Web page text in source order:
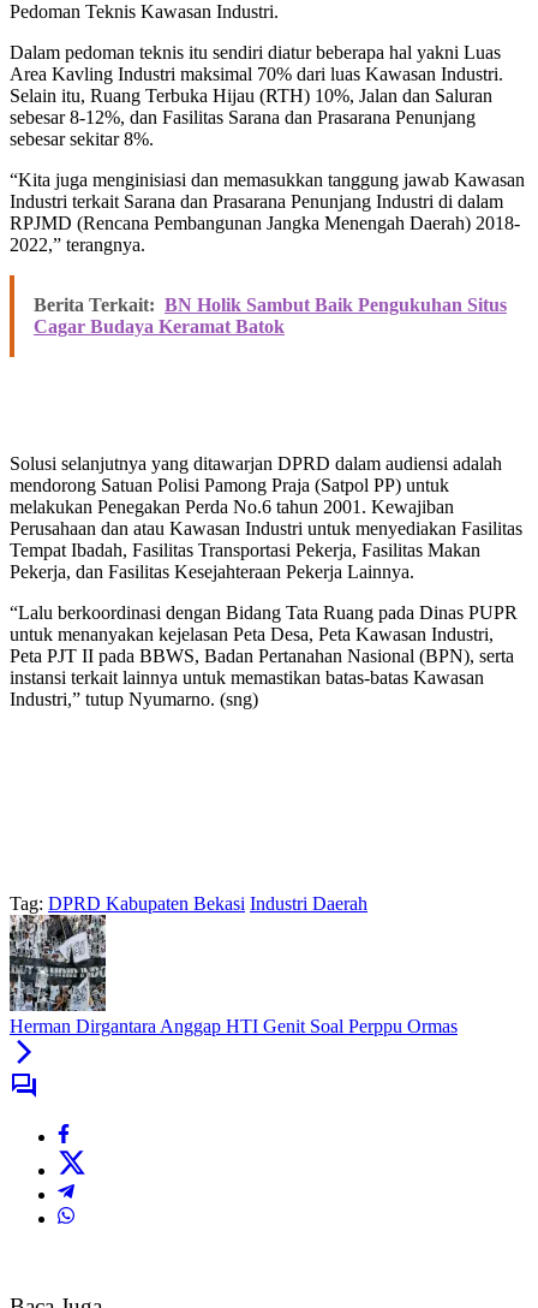
Pedoman Teknis Kawasan Industri.
Dalam pedoman teknis itu sendiri diatur beberapa hal yakni Luas
Area Kavling Industri maksimal 70% dari luas Kawasan Industri.
Selain itu, Ruang Terbuka Hijau (RTH) 10%, Jalan dan Saluran
sebesar 8-12%, dan Fasilitas Sarana dan Prasarana Penunjang
sebesar sekitar 8%.
“Kita juga menginisiasi dan memasukkan tanggung jawab Kawasan
Industri terkait Sarana dan Prasarana Penunjang Industri di dalam
RPJMD (Rencana Pembangunan Jangka Menengah Daerah) 2018-
2022,” terangnya.
Berita Terkait: BN Holik Sambut Baik Pengukuhan Situs
Cagar Budaya Keramat Batok
Solusi selanjutnya yang ditawarjan DPRD dalam audiensi adalah
mendorong Satuan Polisi Pamong Praja (Satpol PP) untuk
melakukan Penegakan Perda No.6 tahun 2001. Kewajiban
Perusahaan dan atau Kawasan Industri untuk menyediakan Fasilitas
Tempat Ibadah, Fasilitas Transportasi Pekerja, Fasilitas Makan
Pekerja, dan Fasilitas Kesejahteraan Pekerja Lainnya.
“Lalu berkoordinasi dengan Bidang Tata Ruang pada Dinas PUPR
untuk menanyakan kejelasan Peta Desa, Peta Kawasan Industri,
Peta PJT II pada BBWS, Badan Pertanahan Nasional (BPN), serta
instansi terkait lainnya untuk memastikan batas-batas Kawasan
Industri,” tutup Nyumarno. (sng)
Tag: DPRD Kabupaten Bekasi Industri Daerah
Herman Dirgantara Anggap HTI Genit Soal Perppu Ormas